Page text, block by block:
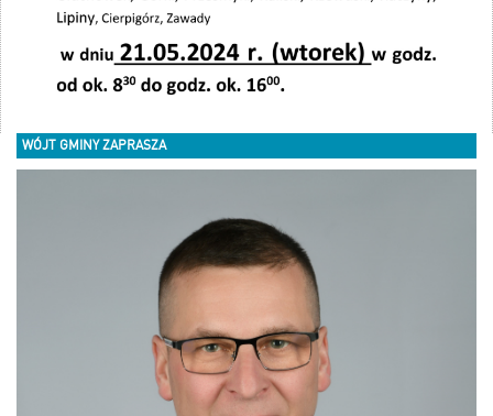
WÓJT GMINY ZAPRASZA